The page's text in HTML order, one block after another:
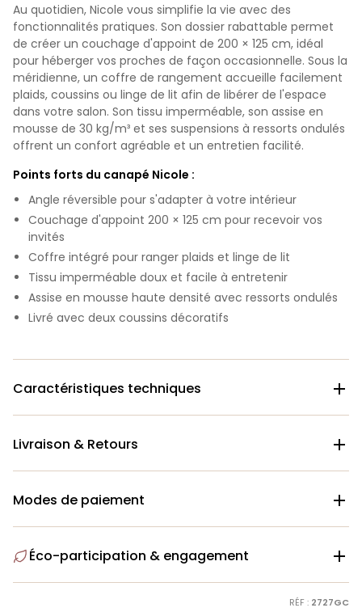
Au quotidien, Nicole vous simplifie la vie avec des
fonctionnalités pratiques. Son dossier rabattable permet
de créer un couchage d'appoint de 200 × 125 cm, idéal
pour héberger vos proches de façon occasionnelle. Sous la
méridienne, un coffre de rangement accueille facilement
plaids, coussins ou linge de lit afin de libérer de l'espace
dans votre salon. Son tissu imperméable, son assise en
mousse de 30 kg/m³ et ses suspensions à ressorts ondulés
offrent un confort agréable et un entretien facilité.
Points forts du canapé Nicole :
Angle réversible pour s'adapter à votre intérieur
Couchage d'appoint 200 × 125 cm pour recevoir vos
invités
Coffre intégré pour ranger plaids et linge de lit
Tissu imperméable doux et facile à entretenir
Assise en mousse haute densité avec ressorts ondulés
Livré avec deux coussins décoratifs
Caractéristiques techniques 
Livraison & Retours 
Modes de paiement 
Éco-participation & engagement 
RÉF : 2727GC